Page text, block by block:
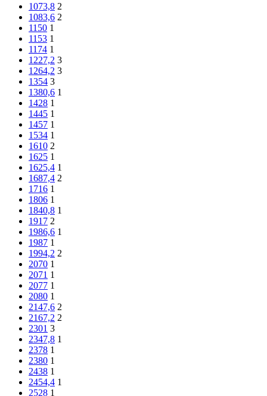
1073,8 2
1083,6 2
1150 1
1153 1
1174 1
1227,2 3
1264,2 3
1354 3
1380,6 1
1428 1
1445 1
1457 1
1534 1
1610 2
1625 1
1625,4 1
1687,4 2
1716 1
1806 1
1840,8 1
1917 2
1986,6 1
1987 1
1994,2 2
2070 1
2071 1
2077 1
2080 1
2147,6 2
2167,2 2
2301 3
2347,8 1
2378 1
2380 1
2438 1
2454,4 1
2528 1